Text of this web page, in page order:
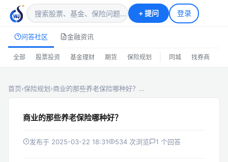
+提问 登录
问答社区 金融资讯
全部 股票投资 基金理财 期货 保险规划 同城 找券商
首页›保险规划›商业的那些养老保险哪种好？…
商业的那些养老保险哪种好？
发布于 2025-03-22 18:31 534 次浏览 1 个回答